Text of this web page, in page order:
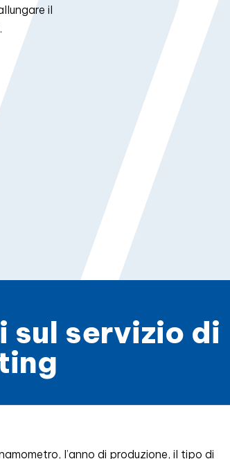
il
sul servizio di
l’anno di produzione, il tipo di